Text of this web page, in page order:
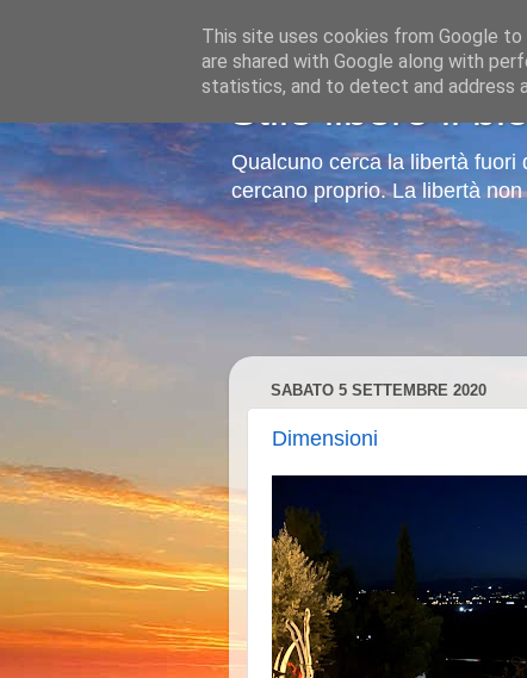
Stile libero il
Qualcuno cerca la libertà
cercano proprio. La libertà
SABATO 5 SETTEMBRE 2020
Dimensioni
This site uses cookies from Google
are shared with Google along with
statistics, and to detect and address